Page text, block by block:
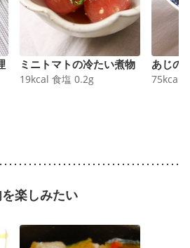
ミニトマトの冷たい煮物
19kcal 食塩 0.2g
あじの
75kcal
楽しみたい